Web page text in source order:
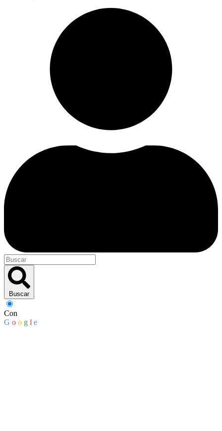
Buscar
Con
G o o g l e